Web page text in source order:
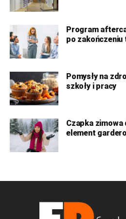
Program
po
Pomysły na
szkoły i pracy
Czapka zimowa
element